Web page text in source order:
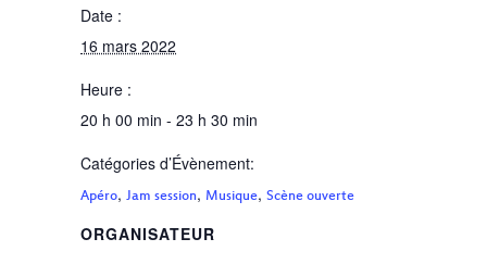
Date :
16 mars 2022
Heure :
20 h 00 min - 23 h 30 min
Catégories d’Évènement:
Apéro, Jam session, Musique, Scène ouverte
ORGANISATEUR